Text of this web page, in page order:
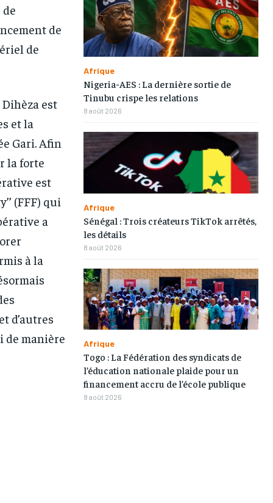
de
de
Dihèza est
et la
Gari. Afin
la forte
est
(FFF) qui
a
à la
d’autres
de manière
Afrique
Nigeria-AES : La dernière sortie de
Tinubu crispe les relations
8 août 2026
Afrique
Sénégal : Trois créateurs TikTok arrêtés,
les détails
8 août 2026
Afrique
Togo : La Fédération des syndicats de
l’éducation nationale plaide pour un
financement accru de l’école publique
8 août 2026